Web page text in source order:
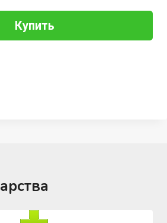
Купить